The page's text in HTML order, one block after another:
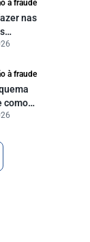
à fraude
nas
à fraude
como